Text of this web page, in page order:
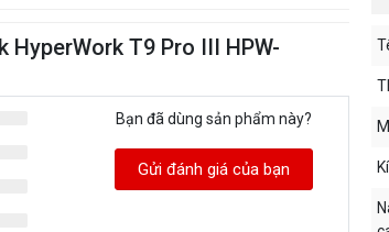
T9 Pro III HPW-
Bạn đã dùng sản phẩm này?
Gửi đánh giá của bạn